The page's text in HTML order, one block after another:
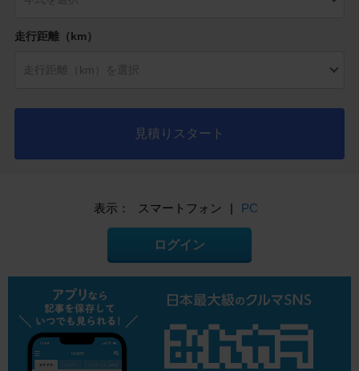
走行距離（km）
見積りスタート
表示： スマートフォン | PC
ログイン